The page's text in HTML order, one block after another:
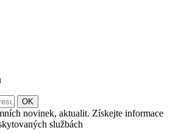
novinek, aktualit. Získejte informace
službách